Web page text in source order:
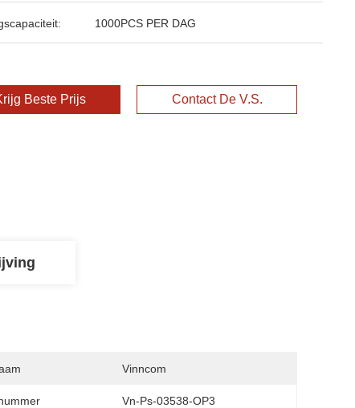
1000PCS PER DAG
Beste Prijs Contact De V.S.
Vinncom
Vn-Ps-03538-OP3